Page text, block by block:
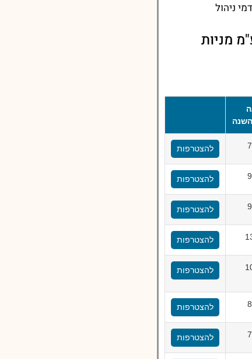
ניהול
מניות
להצטרפות
להצטרפות
להצטרפות
להצטרפות
להצטרפות
להצטרפות
להצטרפות